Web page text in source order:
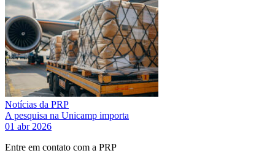
Notícias da PRP
A pesquisa na Unicamp importa
01 abr 2026
Entre em contato com a PRP